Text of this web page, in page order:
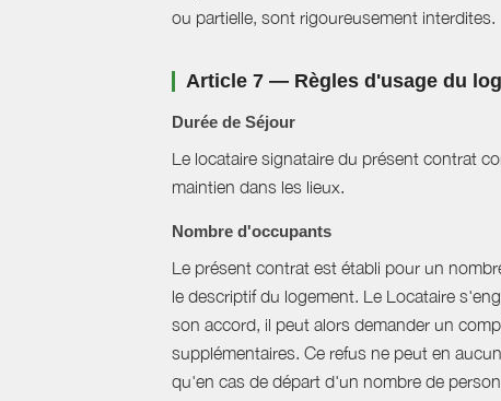
ou partielle, sont rigoureusement interdites.
Article 7 — Règles d'usage du
Durée de Séjour
Le locataire signataire du présent contrat
maintien dans les lieux.
Nombre d'occupants
Le présent contrat est établi pour un
le descriptif du logement. Le Locataire
son accord, il peut alors demander un
supplémentaires. Ce refus ne peut en
qu'en cas de départ d'un nombre de